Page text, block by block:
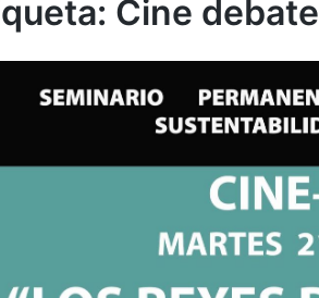
Cine debate